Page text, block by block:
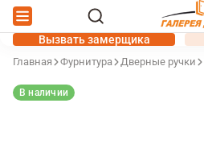
Вызвать замерщика
Главная Фурнитура Дверные ручки
В наличии